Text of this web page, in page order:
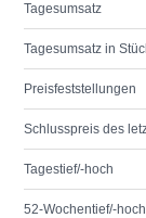
Tagesumsatz
Tagesumsatz in
Preisfeststellungen
Schlusspreis des
Tagestief/-hoch
52-Wochentief/-hoch